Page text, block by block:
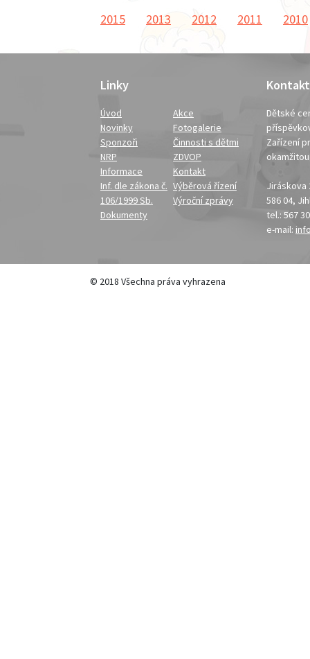
2015 2013 2012 2011 2010
Linky
Úvod
Akce
Novinky
Fotogalerie
Sponzoři
Činnosti s dětmi
NRP
ZDVOP
Informace
Kontakt
Inf. dle zákona č.
106/1999 Sb.
Výběrová řízení
Výroční zprávy
Dokumenty
Kontakt
Dětské
Zařízení
Jiráskova
586 04,
tel.: 567
e-mail:
© 2018 Všechna práva vyhrazena